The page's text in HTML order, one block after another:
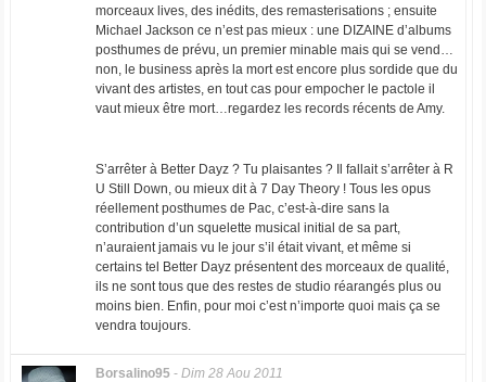
morceaux lives, des inédits, des remasterisations ; ensuite
Michael Jackson ce n’est pas mieux : une DIZAINE d’albums
posthumes de prévu, un premier minable mais qui se vend…
non, le business après la mort est encore plus sordide que du
vivant des artistes, en tout cas pour empocher le pactole il
vaut mieux être mort…regardez les records récents de Amy.
S’arrêter à Better Dayz ? Tu plaisantes ? Il fallait s’arrêter à R
U Still Down, ou mieux dit à 7 Day Theory ! Tous les opus
réellement posthumes de Pac, c’est-à-dire sans la
contribution d’un squelette musical initial de sa part,
n’auraient jamais vu le jour s’il était vivant, et même si
certains tel Better Dayz présentent des morceaux de qualité,
ils ne sont tous que des restes de studio réarangés plus ou
moins bien. Enfin, pour moi c’est n’importe quoi mais ça se
vendra toujours.
Borsalino95- Dim 28 Aou 2011